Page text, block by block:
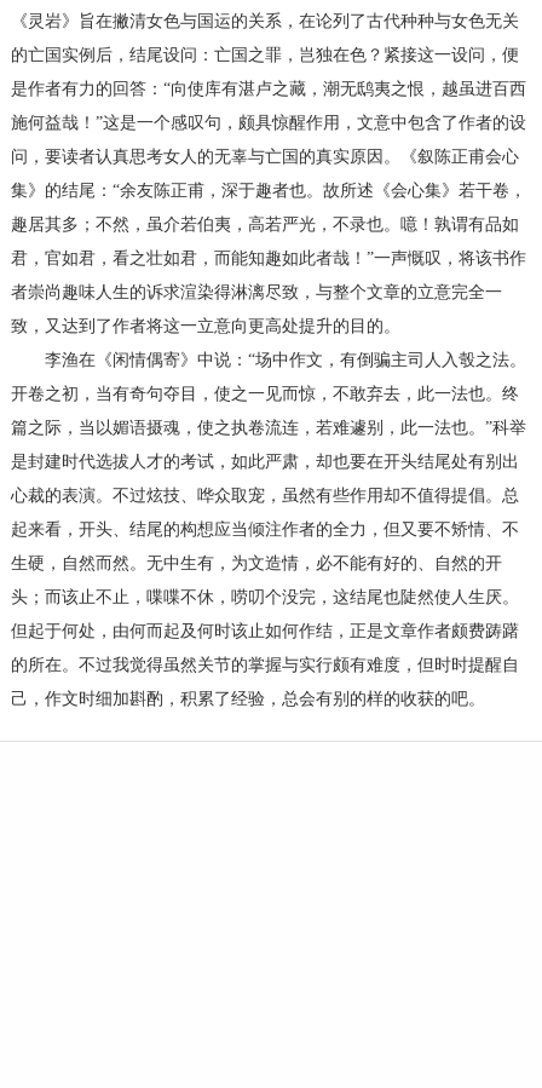
《灵岩》旨在撇清女色与国运的关系，在论列了古代种种与女色无关
的亡国实例后，结尾设问：亡国之罪，岂独在色？紧接这一设问，便
是作者有力的回答：“向使库有湛卢之藏，潮无鸱夷之恨，越虽进百西
施何益哉！”这是一个感叹句，颇具惊醒作用，文意中包含了作者的设
问，要读者认真思考女人的无辜与亡国的真实原因。《叙陈正甫会心
集》的结尾：“余友陈正甫，深于趣者也。故所述《会心集》若干卷，
趣居其多；不然，虽介若伯夷，高若严光，不录也。噫！孰谓有品如
君，官如君，看之壮如君，而能知趣如此者哉！”一声慨叹，将该书作
者崇尚趣味人生的诉求渲染得淋漓尽致，与整个文章的立意完全一
致，又达到了作者将这一立意向更高处提升的目的。
李渔在《闲情偶寄》中说：“场中作文，有倒骗主司人入彀之法。
开卷之初，当有奇句夺目，使之一见而惊，不敢弃去，此一法也。终
篇之际，当以媚语摄魂，使之执卷流连，若难遽别，此一法也。”科举
是封建时代选拔人才的考试，如此严肃，却也要在开头结尾处有别出
心裁的表演。不过炫技、哗众取宠，虽然有些作用却不值得提倡。总
起来看，开头、结尾的构想应当倾注作者的全力，但又要不矫情、不
生硬，自然而然。无中生有，为文造情，必不能有好的、自然的开
头；而该止不止，喋喋不休，唠叨个没完，这结尾也陡然使人生厌。
但起于何处，由何而起及何时该止如何作结，正是文章作者颇费踌躇
的所在。不过我觉得虽然关节的掌握与实行颇有难度，但时时提醒自
己，作文时细加斟酌，积累了经验，总会有别的样的收获的吧。